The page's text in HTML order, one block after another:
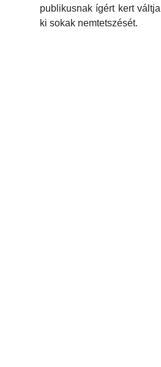
publikusnak ígért kert váltja
ki sokak nemtetszését.